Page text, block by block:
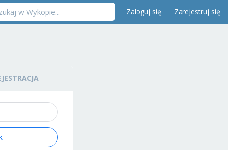
Zaloguj się Zarejestruj się